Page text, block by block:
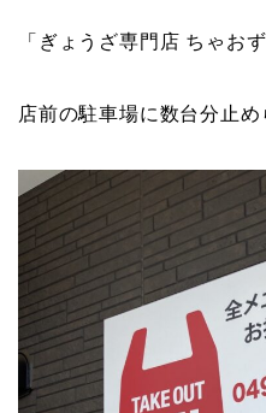
「ぎょうざ専門店 ちゃお
店前の駐車場に数台分止め